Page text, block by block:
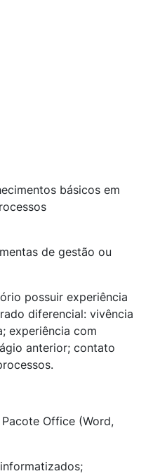
básicos em
de gestão ou
possuir experiência
diferencial: vivência
experiência com
anterior; contato
Office (Word,